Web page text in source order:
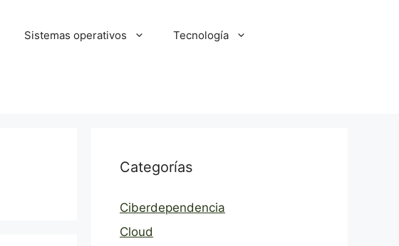
Sistemas operativos Tecnología
Categorías
Ciberdependencia
Cloud